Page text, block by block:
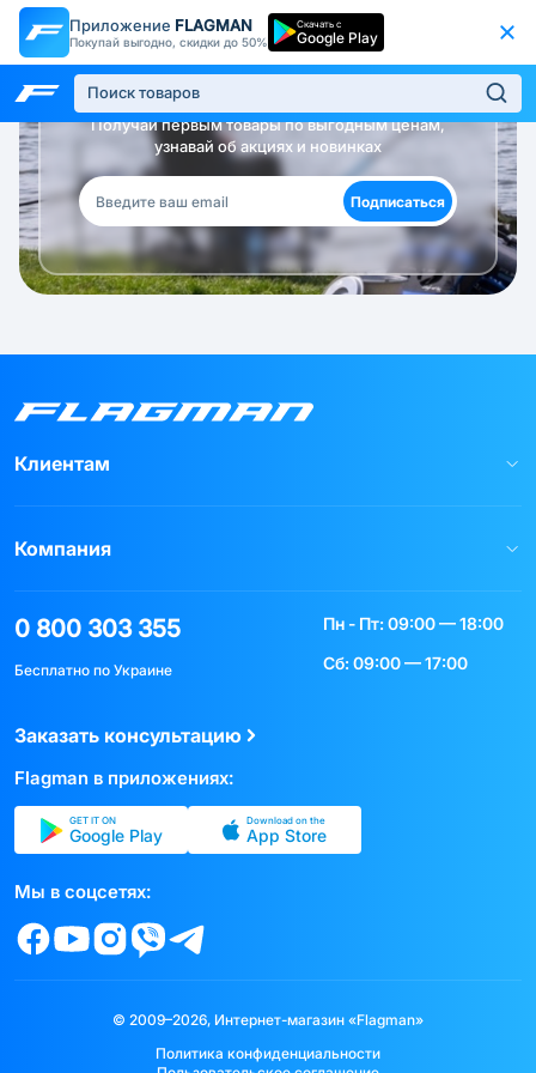
Приложение FLAGMAN
Покупай выгодно, скидки до 50%
Скачать с
Google Play
Будь в курсе!
Получай первым товары по выгодным ценам,
узнавай об акциях и новинках
Подписаться
Клиентам
Компания
0 800 303 355
Бесплатно по Украине
Пн - Пт: 09:00 — 18:00
Сб: 09:00 — 17:00
Заказать консультацию
Flagman в приложениях:
GET IT ON
Google Play
Download on the
App Store
Мы в соцсетях:
© 2009–2026, Интернет-магазин «Flagman»
Политика конфиденциальности